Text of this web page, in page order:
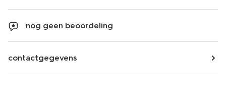
nog geen beoordeling
contactgegevens